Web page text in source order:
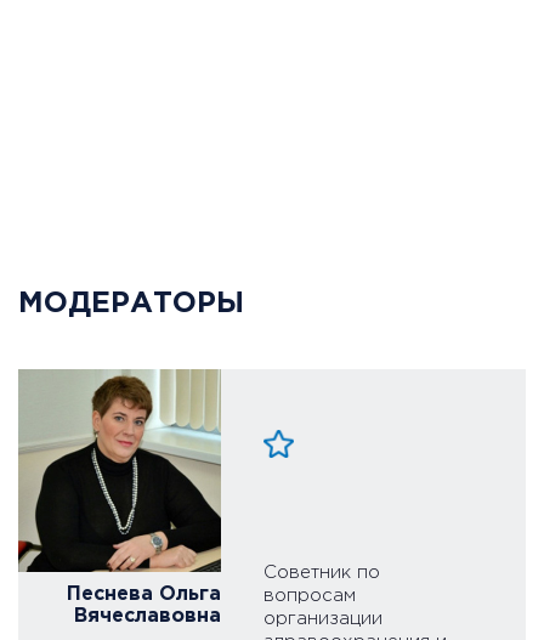
МОДЕРАТОРЫ
Песнева Ольга
Вячеславовна
Советник по
вопросам
организации